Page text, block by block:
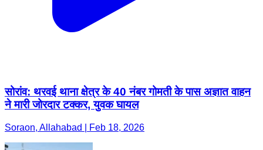
सोरांव: थरवई थाना क्षेत्र के 40 नंबर गोमती के पास अज्ञात वाहन
ने मारी जोरदार टक्कर, युवक घायल
Soraon, Allahabad | Feb 18, 2026